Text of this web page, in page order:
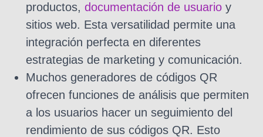
productos, documentación de usuario y
sitios web. Esta versatilidad permite una
integración perfecta en diferentes
estrategias de marketing y comunicación.
Muchos generadores de códigos QR
ofrecen funciones de análisis que permiten
a los usuarios hacer un seguimiento del
rendimiento de sus códigos QR. Esto